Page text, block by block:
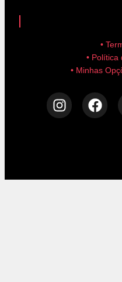
•
• Política
• Minhas